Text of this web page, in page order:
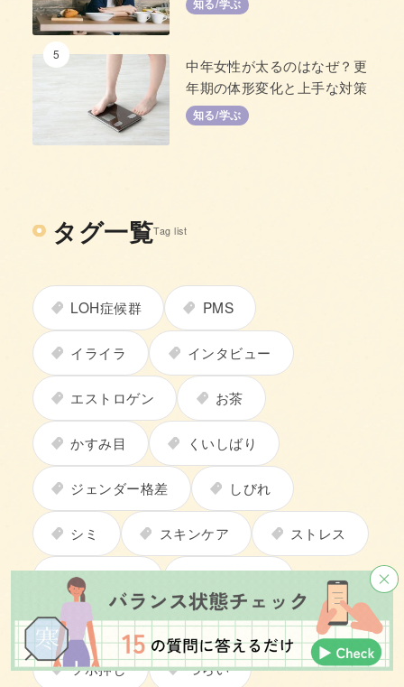
知る/学ぶ
5
中年女性が太るのはなぜ？更
年期の体形変化と上手な対策
知る/学ぶ
タグ一覧Tag list
LOH症候群 PMS
イライラ インタビュー
エストロゲン お茶
かすみ目 くいしばり
ジェンダー格差 しびれ
シミ スキンケア ストレス
セルフケア
タンポポ タンポポ茶
ツボ押し つらい